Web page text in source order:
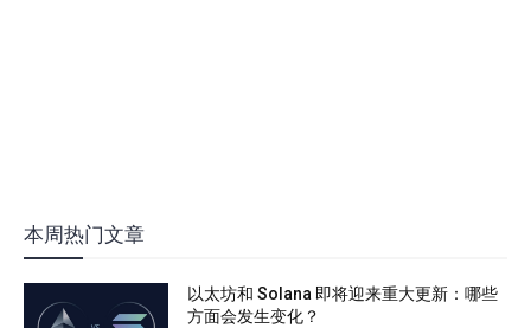
本周热门文章
以太坊和 Solana 即将迎来重大更新：哪些
方面会发生变化？